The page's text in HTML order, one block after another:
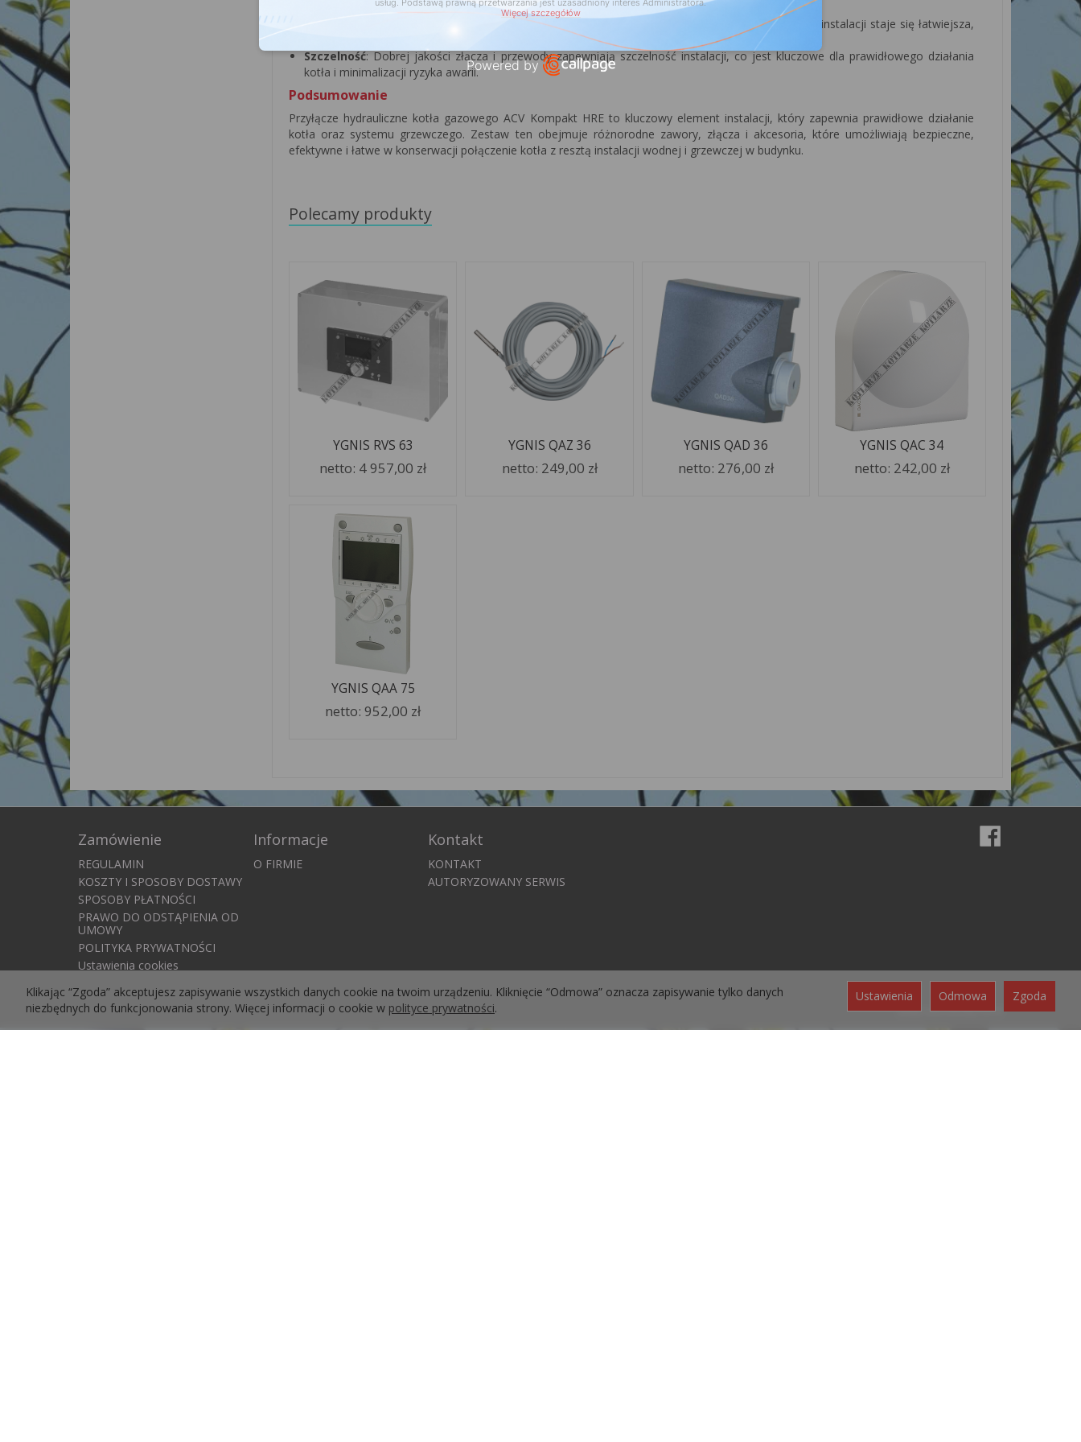
energetyczną systemu i zmniejsza straty ciepła.
: Dzięki zastosowaniu zaworów odcinających i filtrów, konserwacja kotła i instalacji staje się łatwiejsza,
Szczelność: Dobrej jakości złącza i przewody zapewniają szczelność instalacji, co jest kluczowe dla prawidłowego działania
kotła i minimalizacji ryzyka awarii.
Podsumowanie
Przyłącze hydrauliczne kotła gazowego ACV Kompakt HRE to kluczowy element instalacji, który zapewnia prawidłowe działanie
kotła oraz systemu grzewczego. Zestaw ten obejmuje różnorodne zawory, złącza i akcesoria, które umożliwiają bezpieczne,
efektywne i łatwe w konserwacji połączenie kotła z resztą instalacji wodnej i grzewczej w budynku.
Polecamy produkty
YGNIS RVS 63
netto: 4 957,00 zł
YGNIS QAZ 36
netto: 249,00 zł
YGNIS QAD 36
netto: 276,00 zł
YGNIS QAC 34
netto: 242,00 zł
YGNIS QAA 75
netto:952,00 zł
Zamówienie
REGULAMIN
KOSZTY I SPOSOBY DOSTAWY
SPOSOBY PŁATNOŚCI
PRAWO DO ODSTĄPIENIA OD
UMOWY
POLITYKA PRYWATNOŚCI
Ustawienia cookies
Informacje
O FIRMIE
Kontakt
KONTAKT
AUTORYZOWANY SERWIS
Sklep internetowy SOTE
Klikając “Zgoda” akceptujesz zapisywanie wszystkich danych cookie na twoim urządzeniu. Kliknięcie “Odmowa” oznacza zapisywanie tylko danych
niezbędnych do funkcjonowania strony. Więcej informacji o cookie w polityce prywatności.
Ustawienia Odmowa Zgoda
usług. Podstawą prawną przetwarzania jest uzasadniony interes Administratora.
Więcej szczegółów
Powered by